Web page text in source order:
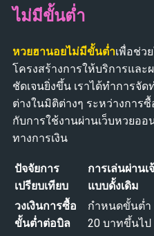
ไม่มีขั้นต่ำ
หวยฮานอยไม่มีขั้นต่ำเพื่อช่ว
โครงสร้างการให้บริการและ
ชัดเจนยิ่งขึ้น เราได้ทำการจั
ต่างในมิติต่างๆ ระหว่างการ
กับการใช้งานผ่านเว็บหวยอ
ทางการเงิน
ปัจจัยการ
เปรียบเทียบ
การเล่นผ่านเ
แบบดั้งเดิม
วงเงินการซื้อ
ขั้นต่ำต่อบิล
กำหนดขั้นต่ำ
20 บาทขึ้นไป